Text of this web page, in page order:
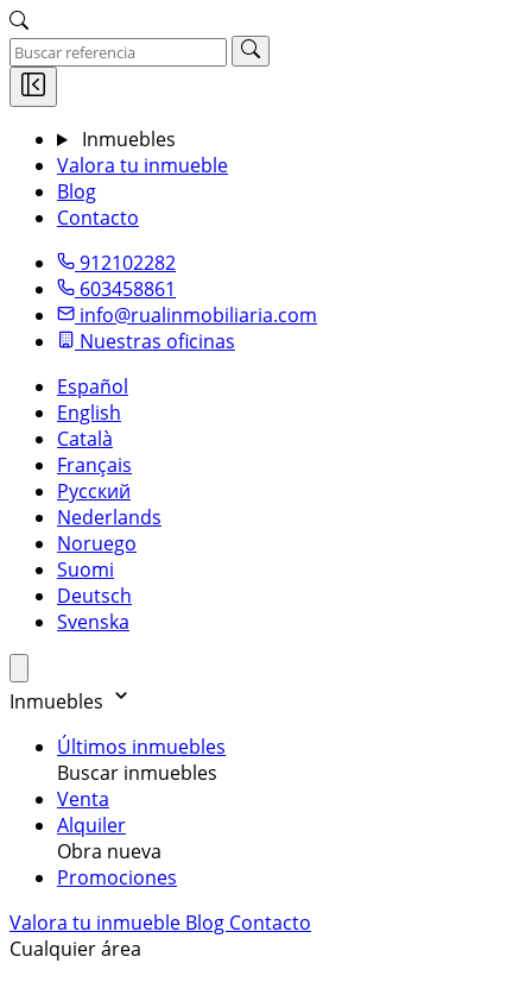
Inmuebles
Valora tu inmueble
Blog
Contacto
912102282
603458861
info@rualinmobiliaria.com
Nuestras oficinas
Español
English
Català
Français
Русский
Nederlands
Noruego
Suomi
Deutsch
Svenska
Inmuebles
Últimos inmuebles
Buscar inmuebles
Venta
Alquiler
Obra nueva
Promociones
Valora tu inmueble Blog Contacto
Cualquier área